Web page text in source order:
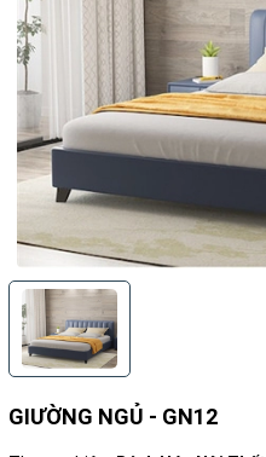
GIƯỜNG NGỦ - GN12